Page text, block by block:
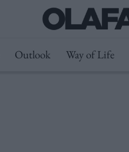
Outlook Way of Life